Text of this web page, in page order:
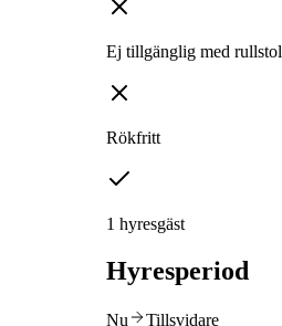
Ej tillgänglig med rullstol
Rökfritt
1 hyresgäst
Hyresperiod
Nu Tillsvidare